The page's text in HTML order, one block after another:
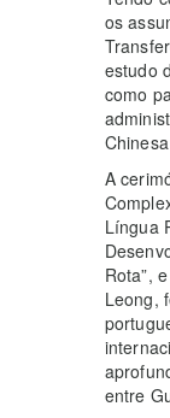
os
estudo
como
A
Língua
Rota”,
Leong,
entre